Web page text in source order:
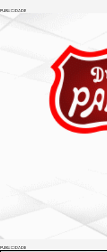
PUBLICIDADE
PUBLICIDADE